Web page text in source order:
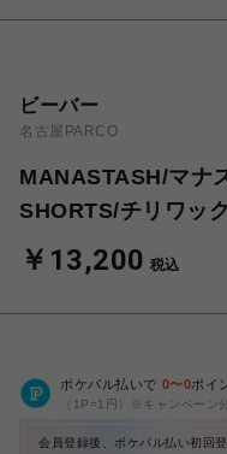
ビーバー
名古屋PARCO
MANASTASH/マナ
SHORTS/チリワッ
￥13,200 税込
ポケパル払いで 0〜0ポイ
（1P=1円）※キャンペーン
会員登録後、ポケパル払い初回